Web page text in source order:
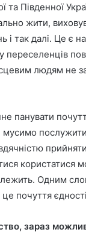
та Пiвденної
жити,
i так далi. Це є
переселенцiв
людям не
панувати
мусимо
користатися
Одним
почуття
зараз